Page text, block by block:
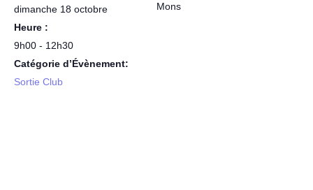
dimanche 18 octobre
Heure :
9h00 - 12h30
Catégorie d’Évènement:
Sortie Club
Mons